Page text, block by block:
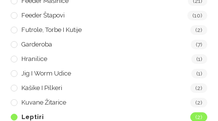
Feeder Štapovi (10)
Futrole, Torbe I Kutije (2)
Garderoba (7)
Hranilice (1)
Jig I Worm Udice (1)
Kašike I Pilkeri (2)
Kuvane Žitarice (2)
Leptiri (2)